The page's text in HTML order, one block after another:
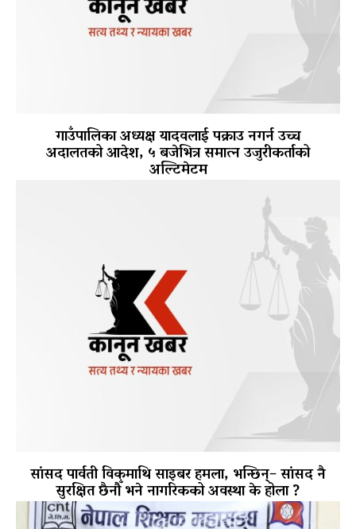
गाउँपालिका अध्यक्ष यादवलाई पक्राउ नगर्न उच्च
अदालतको आदेश, ५ बजेभित्र समात्न उजुरीकर्ताको
अल्टिमेटम
सांसद पार्वती विकमाथि साइबर हमला, भन्छिन्– सांसद नै
सुरक्षित छैनौँ भने नागरिकको अवस्था के होला ?